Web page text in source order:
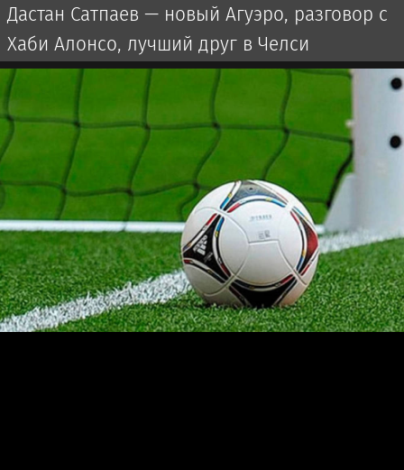
Дастан Сатпаев — новый Агуэро, разговор с
Хаби Алонсо, лучший друг в Челси